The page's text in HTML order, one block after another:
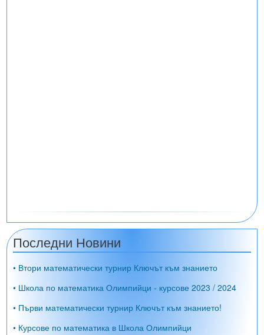
Последни Новини
• Втори математически турнир Ключът към знанието
• Школа по математика Олимпийци - курсове 2023 / 2024
• Първи математически турнир Ключът към знанието!
• Курсове по математика в Школа Олимпийци